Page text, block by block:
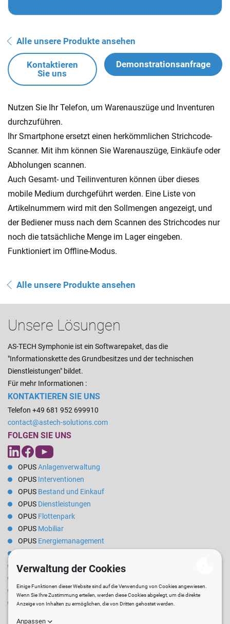
Alle unsere Produkte ansehen
Kontaktieren
Sie uns
Demonstrationsanfrage
Nutzen Sie Ihr Telefon, um Warenauszüge und Inventuren
durchzuführen.
Ihr Smartphone ersetzt einen herkömmlichen Strichcode-
Scanner. Mit ihm können Sie Warenauszüge, Einkäufe oder
Abholungen scannen.
Auch Gesamt- und Teilinventuren können über dieses
mobile Medium durchgeführt werden. Eine Liste von
Artikelnummern wird mit den Sollmengen angezeigt, und
der Bediener muss nach dem Scannen des Strichcodes nur
noch die tatsächliche Menge im Lager eingeben.
Funktioniert im Offline-Modus.
Alle unsere Produkte ansehen
Unsere Lösungen
AS-TECH Symphonie ist ein Softwarepaket, das die
"Informationskette des Grundbesitzes und der technischen
Dienstleistungen" bildet.
Für mehr Informationen :
KONTAKTIEREN SIE UNS
Telefon +49 681 952 699910
contact@astech-solutions.com
FOLGEN SIE UNS
OPUSAnlagenverwaltung
OPUS Interventionen
OPUS Bestand und Einkauf
OPUS Dienstleistungen
OPUS Flottenpark
OPUS Mobiliar
OPUS Energiemanagement
OPUSMietverwaltung
OPUSBerufskleidung
Softwarezur Verwaltung technischer Dienste für Rathäuser und